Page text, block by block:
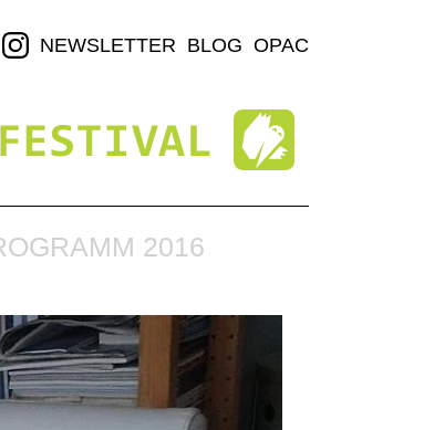
NEWSLETTER BLOG OPAC
2016